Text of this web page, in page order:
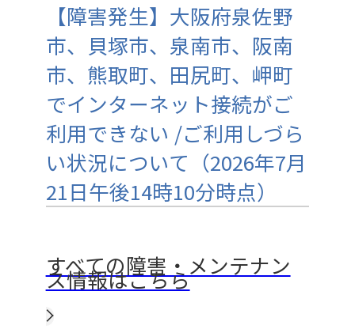
【障害発生】大阪府泉佐野
市、貝塚市、泉南市、阪南
市、熊取町、田尻町、岬町
でインターネット接続がご
利用できない /ご利用しづら
い状況について（2026年7月
21日午後14時10分時点）
すべての障害・メンテナン
ス情報はこちら